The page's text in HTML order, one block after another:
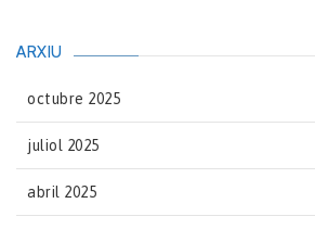
ARXIU
octubre 2025
juliol 2025
abril 2025